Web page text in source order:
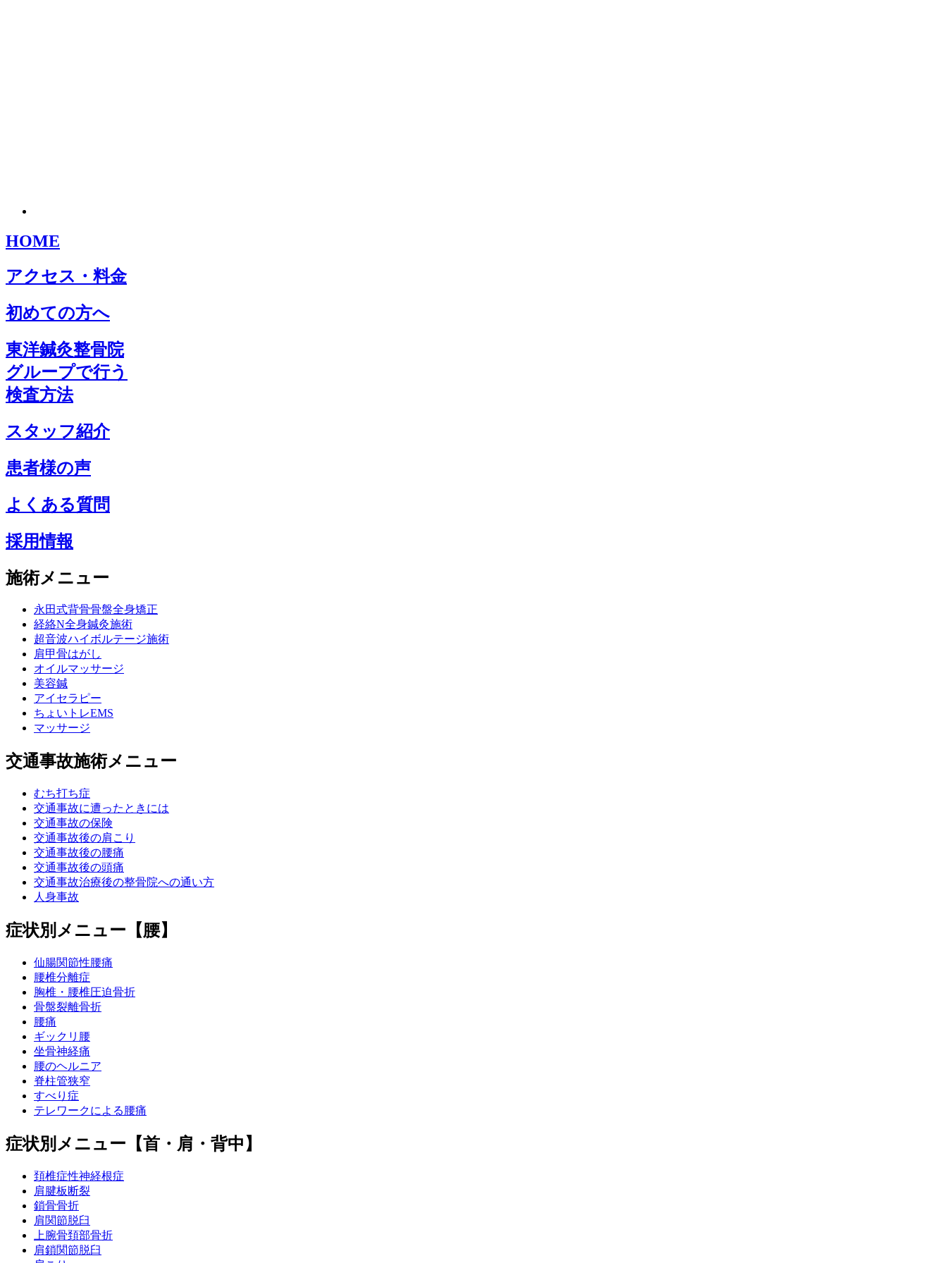
HOME
アクセス・料金
初めての方へ
東洋鍼灸整骨院
グループで行う
検査方法
スタッフ紹介
患者様の声
よくある質問
採用情報
施術メニュー
永田式背骨骨盤全身矯正
経絡N全身鍼灸施術
超音波ハイボルテージ施術
肩甲骨はがし
オイルマッサージ
美容鍼
アイセラピー
ちょいトレEMS
マッサージ
交通事故施術メニュー
むち打ち症
交通事故に遭ったときには
交通事故の保険
交通事故後の肩こり
交通事故後の腰痛
交通事故後の頭痛
交通事故治療後の整骨院への通い方
人身事故
症状別メニュー【腰】
仙腸関節性腰痛
腰椎分離症
胸椎・腰椎圧迫骨折
骨盤裂離骨折
腰痛
ギックリ腰
坐骨神経痛
腰のヘルニア
脊柱管狭窄
すべり症
テレワークによる腰痛
症状別メニュー【首・肩・背中】
頚椎症性神経根症
肩腱板断裂
鎖骨骨折
肩関節脱臼
上腕骨頚部骨折
肩鎖関節脱臼